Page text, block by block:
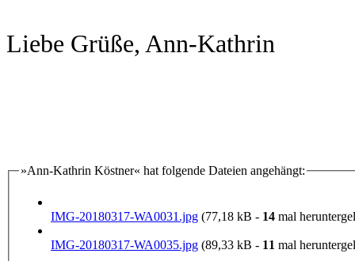
Liebe Grüße, Ann-Kathrin
»Ann-Kathrin Köstner« hat folgende Dateien angehängt:
IMG-20180317-WA0031.jpg (77,18 kB - 14 mal
IMG-20180317-WA0035.jpg (89,33 kB - 11 mal